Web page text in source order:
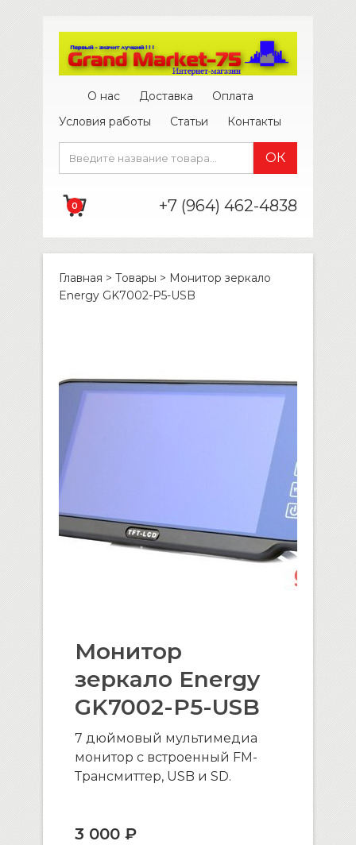
О нас Доставка
Оплата
Условия работы
Статьи Контакты
0 +7 (964) 462-4838
Главная > Товары > Монитор зеркало
Energy GK7002-P5-USB
Монитор
зеркало Energy
GK7002-P5-USB
7 дюймовый мультимедиа
монитор с встроенный FM-
Трансмиттер, USB и SD.
3 000 ₽